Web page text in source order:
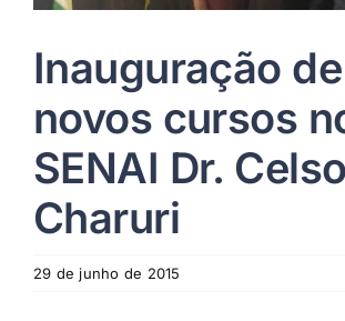
Inauguração de
novos cursos
SENAI Dr. Celso
Charuri
29 de junho de 2015